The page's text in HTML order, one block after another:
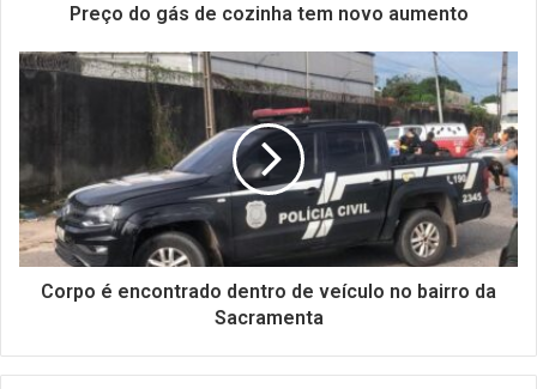
Preço do gás de cozinha tem novo aumento
Corpo é encontrado dentro de veículo no bairro da
Sacramenta